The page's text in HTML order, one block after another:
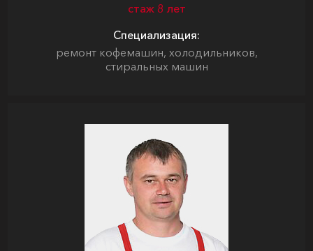
стаж 8 лет
Специализация:
ремонт кофемашин, холодильников,
стиральных машин